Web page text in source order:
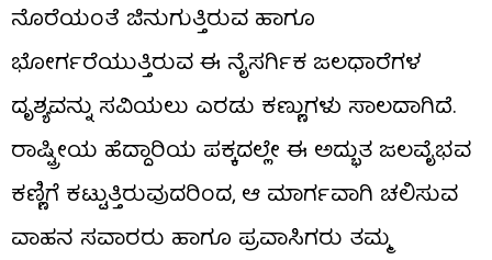
ನೊರೆಯಂತೆ ಜಿನುಗುತ್ತಿರುವ ಹಾಗೂ
ಭೋರ್ಗರೆಯುತ್ತಿರುವ ಈ ನೈಸರ್ಗಿಕ ಜಲಧಾರೆಗಳ
ದೃಶ್ಯವನ್ನು ಸವಿಯಲು ಎರಡು ಕಣ್ಣುಗಳು ಸಾಲದಾಗಿದೆ.
ರಾಷ್ಟ್ರೀಯ ಹೆದ್ದಾರಿಯ ಪಕ್ಕದಲ್ಲೇ ಈ ಅದ್ಭುತ ಜಲವೈಭವ
ಕಣ್ಣಿಗೆ ಕಟ್ಟುತ್ತಿರುವುದರಿಂದ, ಆ ಮಾರ್ಗವಾಗಿ ಚಲಿಸುವ
ವಾಹನ ಸವಾರರು ಹಾಗೂ ಪ್ರವಾಸಿಗರು ತಮ್ಮ